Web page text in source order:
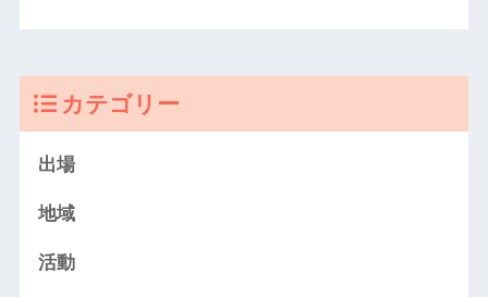
カテゴリー
出場
地域
活動